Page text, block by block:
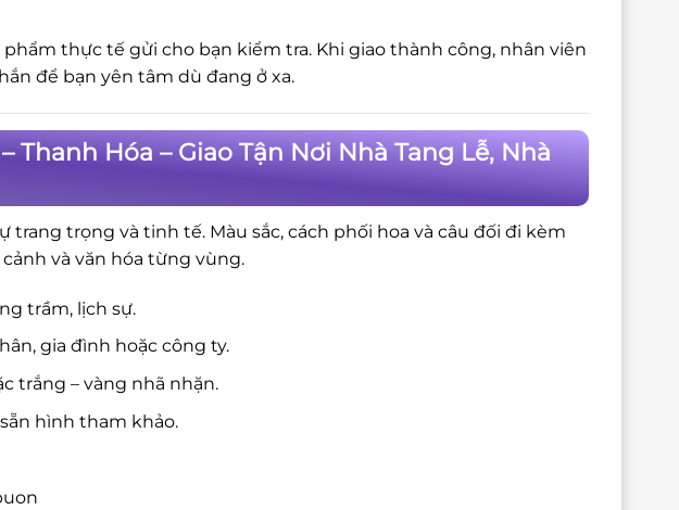
phẩm thực tế gửi cho bạn kiểm tra. Khi giao thành công, nhân viên
để bạn yên tâm dù đang ở xa.
Thanh Hóa – Giao Tận Nơi Nhà Tang Lễ, Nhà
trang trọng và tinh tế. Màu sắc, cách phối hoa và câu đối đi kèm
và văn hóa từng vùng.
trầm, lịch sự.
gia đình hoặc công ty.
trắng – vàng nhã nhặn.
hình tham khảo.